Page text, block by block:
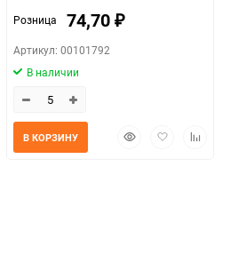
Розница 74,70 ₽
Артикул: 00101792
В наличии
БыстрыйДобавить
В КОРЗИНУ